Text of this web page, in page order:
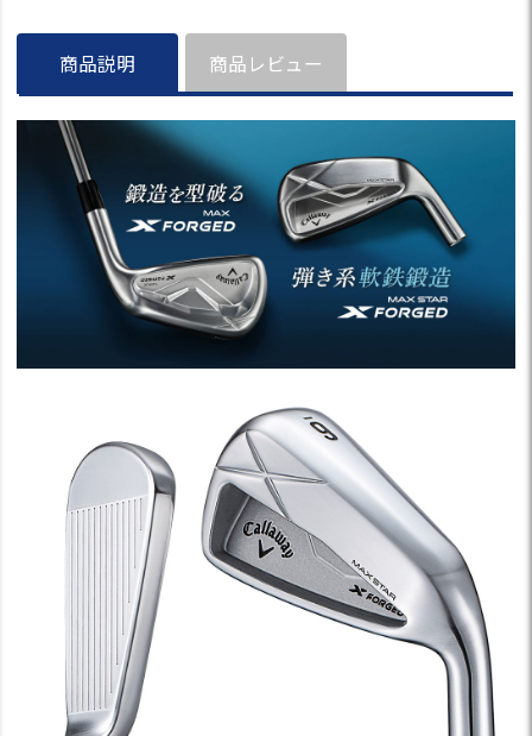
フクラブ
商品説明 商品レビュー